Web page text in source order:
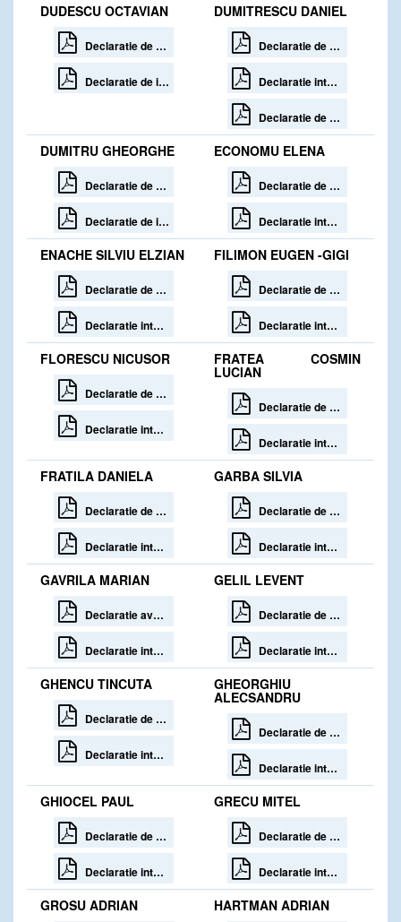
DUDESCU OCTAVIAN
Declaratie de avere
Declaratie de interese
DUMITRESCU DANIEL
Declaratie de avere
Declaratie interese
Declaratie de avere rectificativa
DUMITRU GHEORGHE
Declaratie de avere
Declaratie de interese
ECONOMU ELENA
Declaratie de avere 30 zile de la incetare
Declaratie interese 30 zile de la incetare
ENACHE SILVIU ELZIAN
Declaratie de avere
Declaratie interese
FILIMON EUGEN -GIGI
Declaratie de avere 30 zile de la incetare
Declaratie interese 30 zile de la incetare
FLORESCU NICUSOR
Declaratie de avere
Declaratie interese
FRATEA COSMIN
LUCIAN
Declaratie de avere
Declaratie interese
FRATILA DANIELA
Declaratie de avere 30 zile de la incetare
Declaratie interese 30 zile de la incetare
GARBA SILVIA
Declaratie de avere 30 zile de la incetare
Declaratie interese 30 zile de la incetare
GAVRILA MARIAN
Declaratie avere Gavrila Marian la 30 de zile de la incetare
Declaratie interese Gavrila Marian la 30 de zile de la incetare
GELIL LEVENT
Declaratie de avere
Declaratie interese
GHENCU TINCUTA
Declaratie de avere
Declaratie interese
GHEORGHIU
ALECSANDRU
Declaratie de avere
Declaratie interese
GHIOCEL PAUL
Declaratie de avere
Declaratie interese
GRECU MITEL
Declaratie de avere
Declaratie interese
GROSU ADRIAN HARTMAN ADRIAN